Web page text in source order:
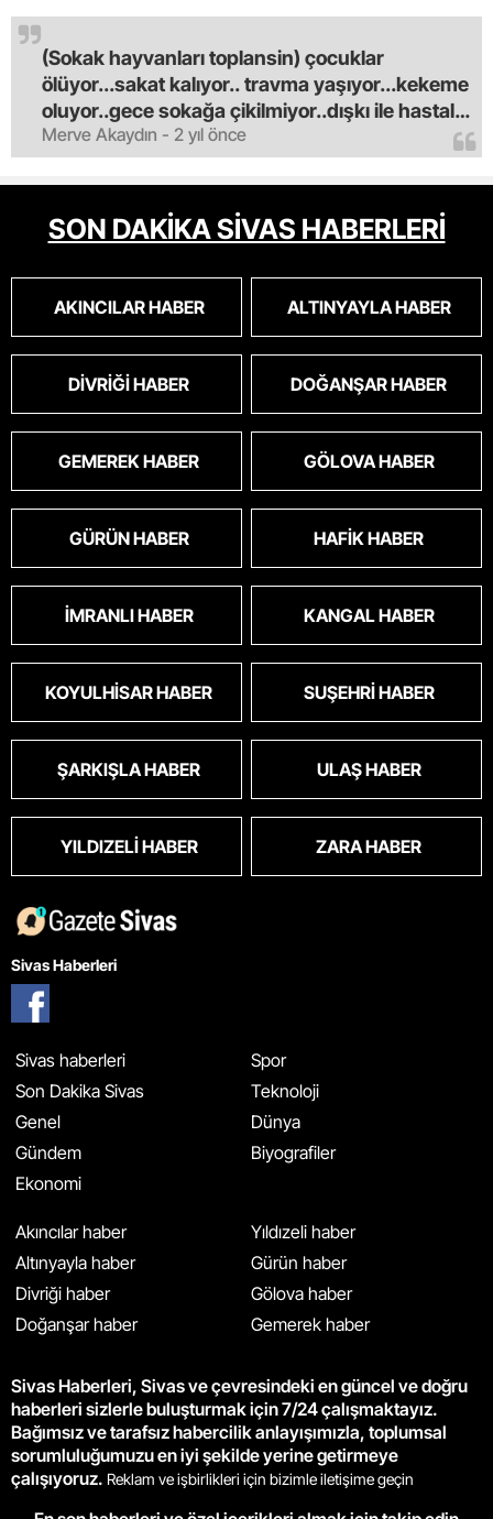
Merve Akaydın - 2 yıl önce
(Sokak hayvanları toplansin) çocuklar
ölüyor...sakat kalıyor.. travma yaşıyor...kekeme
oluyor..gece sokağa çikilmiyor..dışkı ile hastalık
saciyorlar.araba ve taksi olmadan eve
gldemiyoruz.artik bıktık.mama lobisinden para
alan tipler yüzünden bu vahşi hayvanlar
masum algısı yapılıyor.iki gün aç kalsa kendi
cinsini bile öldüren bu kopekler derhal
oldu.korkuyoruz.
SON DAKİKA SİVAS HABERLERİ
AKINCILAR HABER ALTINYAYLA HABER
DIVRIĞI HABER DOĞANŞAR HABER
GEMEREK HABER GÖLOVA HABER
GÜRÜN HABER HAFIK HABER
İMRANLI HABER KANGAL HABER
KOYULHISAR HABER SUŞEHRI HABER
ŞARKIŞLA HABER ULAŞ HABER
YILDIZELI HABER ZARA HABER
Sivas Haberleri
Sivas haberleri
Son Dakika Sivas
Genel
Gündem
Ekonomi
Spor
Teknoloji
Dünya
Biyografiler
Akıncılar haber
Altınyayla haber
Divriği haber
Doğanşar haber
Yıldızeli haber
Gürün haber
Gölova haber
Gemerek haber
Sivas Haberleri, Sivas ve çevresindeki en güncel ve doğru
haberleri sizlerle buluşturmak için 7/24 çalışmaktayız.
Bağımsız ve tarafsız habercilik anlayışımızla, toplumsal
sorumluluğumuzu en iyi şekilde yerine getirmeye
çalışıyoruz. Reklam ve işbirlikleri için bizimle iletişime geçin